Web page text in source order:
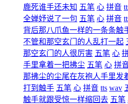
鹿死谁手还未知 五笔 心 拼音
全婵妤说了一句 五笔 心 拼音
背后那八爪鱼一样的一条条触
不管和那空玄门的人乱打一起
那空玄门的人很厉害 五笔 心
手里拿着一把拂尘 五笔 心 拼
那拂尘的尘尾在灰袍人手里发
打到触手 五笔 心 拼音 tts wav
触手就跟受惊一样缩回去 五笔